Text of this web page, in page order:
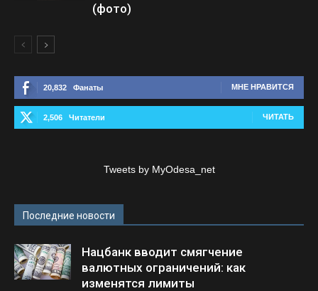
(фото)
20,832 Фанаты МНЕ НРАВИТСЯ
2,506 Читатели ЧИТАТЬ
Tweets by MyOdesa_net
Последние новости
Нацбанк вводит смягчение
валютных ограничений: как
изменятся лимиты